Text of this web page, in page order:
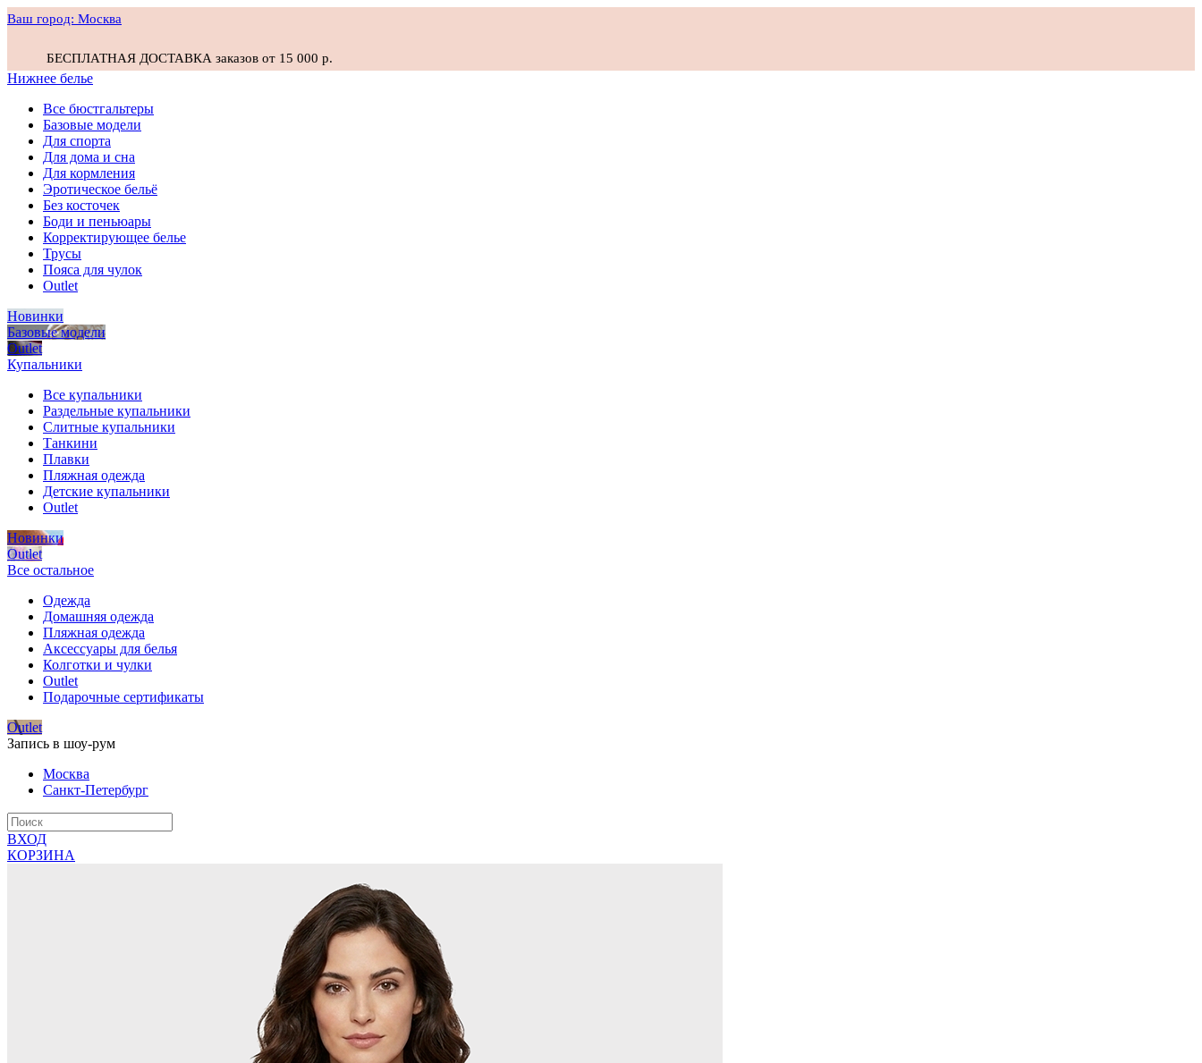
Ваш город: Москва
БЕСПЛАТНАЯ ДОСТАВКА заказов от 15 000 р.
Нижнее белье
Все бюстгальтеры
Базовые модели
Для спорта
Для дома и сна
Для кормления
Эротическое бельё
Без косточек
Боди и пеньюары
Корректирующее белье
Трусы
Пояса для чулок
Outlet
Новинки
Базовые модели
Outlet
Купальники
Все купальники
Раздельные купальники
Слитные купальники
Танкини
Плавки
Пляжная одежда
Детские купальники
Outlet
Новинки
Outlet
Все остальное
Одежда
Домашняя одежда
Пляжная одежда
Аксессуары для белья
Колготки и чулки
Outlet
Подарочные сертификаты
Outlet
Запись в шоу-рум
Москва
Санкт-Петербург
ВХОД
КОРЗИНА